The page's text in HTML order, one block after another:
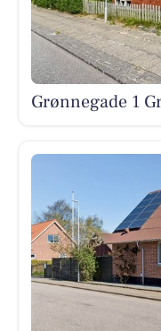
Grønnegade 1